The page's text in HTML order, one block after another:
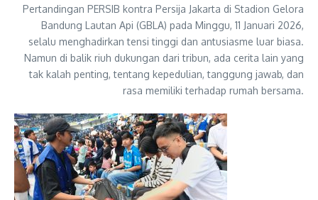
Pertandingan PERSIB kontra Persija Jakarta di Stadion Gelora
Bandung Lautan Api (GBLA) pada Minggu, 11 Januari 2026,
selalu menghadirkan tensi tinggi dan antusiasme luar biasa.
Namun di balik riuh dukungan dari tribun, ada cerita lain yang
tak kalah penting, tentang kepedulian, tanggung jawab, dan
rasa memiliki terhadap rumah bersama.